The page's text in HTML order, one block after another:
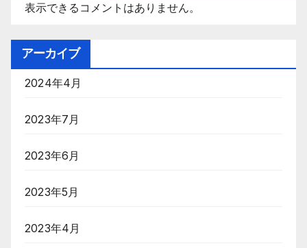
表示できるコメントはありません。
アーカイブ
2024年4月
2023年7月
2023年6月
2023年5月
2023年4月